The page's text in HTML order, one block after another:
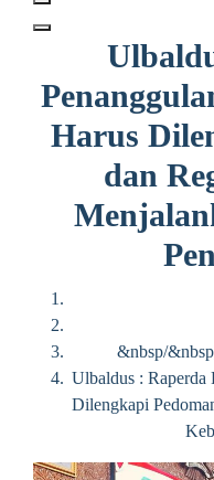
Harus
dan
&nbsp/&nbsp
Ulbaldus : Raperda
Dilengkapi